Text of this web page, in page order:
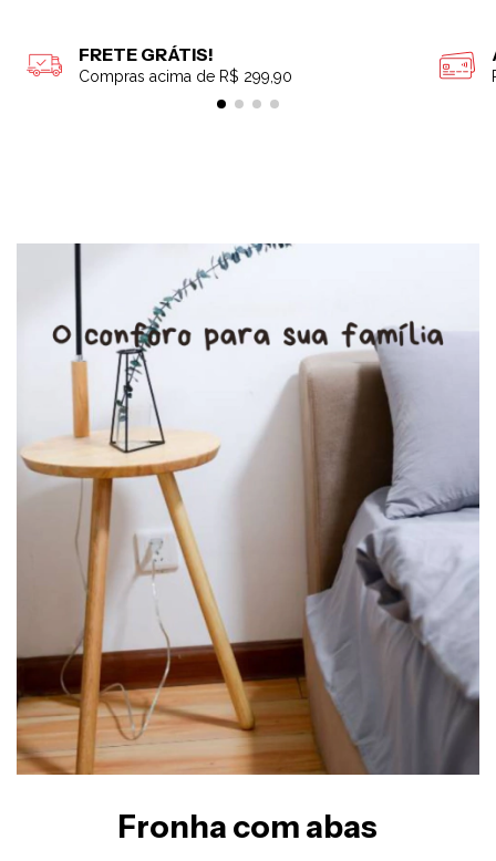
FRETE GRÁTIS!
Compras acima de R$ 299,90
Fronha com abas